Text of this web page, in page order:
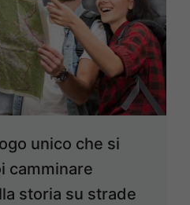
unico che si
camminare
storia su strade